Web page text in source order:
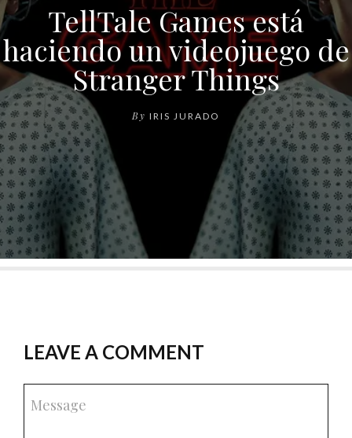
TellTale Games está
haciendo un videojuego de
Stranger Things
By IRIS JURADO
LEAVE A COMMENT